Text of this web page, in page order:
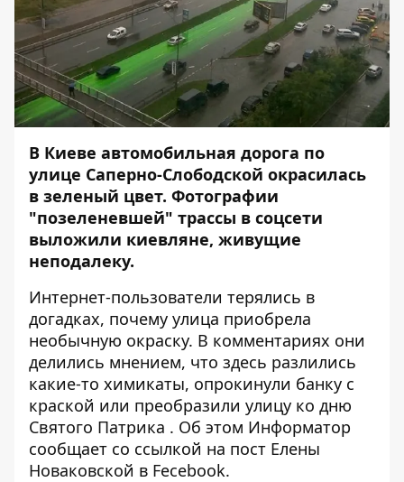
В Киеве автомобильная дорога по
улице Саперно-Слободской окрасилась
в зеленый цвет. Фотографии
"позеленевшей" трассы в соцсети
выложили киевляне, живущие
неподалеку.
Интернет-пользователи терялись в
догадках, почему улица приобрела
необычную окраску. В комментариях они
делились мнением, что здесь разлились
какие-то химикаты, опрокинули банку с
краской или преобразили улицу ко дню
Святого Патрика . Об этом Информатор
сообщает со ссылкой на пост Елены
Новаковской в Fecebook.